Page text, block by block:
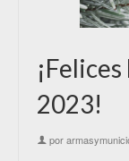
2023!
por